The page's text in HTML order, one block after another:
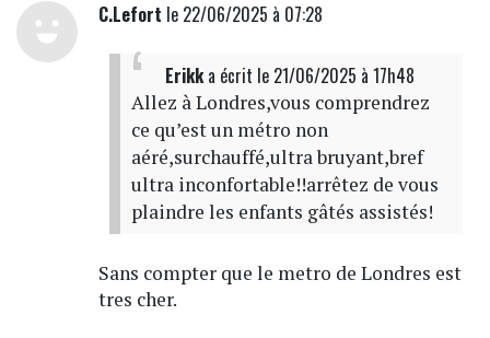
C.Lefort le 22/06/2025 à 07:28
Erikka écrit le 21/06/2025 à 17h48
Allez à Londres,vous comprendrez
ce qu’est un métro non
aéré,surchauffé,ultra bruyant,bref
ultra inconfortable!!arrêtez de vous
plaindre les enfants gâtés assistés!
Sans compter que le metro de Londres est
tres cher.